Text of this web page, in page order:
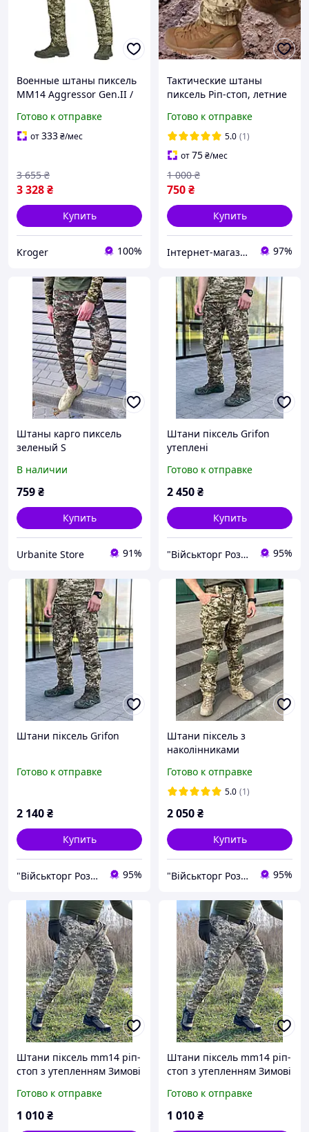
Военные штаны пиксель
MM14 Aggressor Gen.II /
Агрессор пиксельные ВСУ
/ рип-стоп
Готово к отправке
от333₴/мес
3 328₴
3 655 ₴
Купить
Kroger 100%
Тактические штаны
пиксель Ріп-стоп, летние
Готово к отправке
5.0 (1)
от75₴/мес
750₴
1 000 ₴
Купить
Інтернет-магазин "Закупка онлайн" 97%
Штаны карго пиксель
зеленый S
В наличии
759₴
Купить
Urbanite Store 91%
Штани піксель Grifon
утеплені
Готово к отправке
2 450₴
Купить
"Військторг Роздріб / Гурт": На сторожі Вашої безпеки! 95%
Штани піксель Grifon
Готово к отправке
2 140₴
Купить
"Військторг Роздріб / Гурт": На сторожі Вашої безпеки! 95%
Штани піксель з
наколінниками
Готово к отправке
5.0 (1)
2 050₴
Купить
"Військторг Роздріб / Гурт": На сторожі Вашої безпеки! 95%
Штани піксель mm14 ріп-
стоп з утепленням Зимові
Готово к отправке
1 010₴
Штани піксель mm14 ріп-
стоп з утепленням Зимові
Готово к отправке
1 010₴